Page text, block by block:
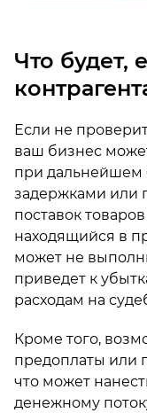
Что будет,
Если не
ваш бизнес
при дальнейшем
задержками или
поставок
находящийся в
может не
приведет к
расходам на
Кроме того,
предоплаты или
что может
денежному